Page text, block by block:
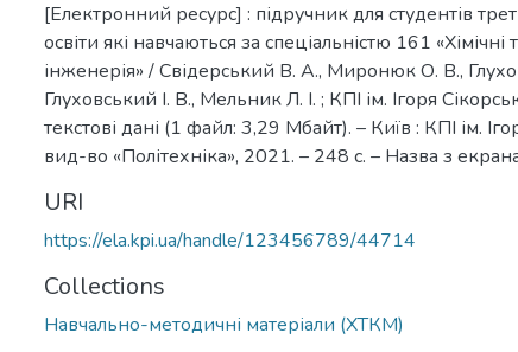
[Електронний ресурс] : підручник для студентів
освіти які навчаються за спеціальністю 161 «Хімічні
інженерія» / Свідерський В. А., Миронюк О. В.,
Глуховський І. В., Мельник Л. І. ; КПІ ім. Ігоря
текстові дані (1 файл: 3,29 Мбайт). – Київ : КПІ ім.
вид-во «Політехніка», 2021. – 248 с. – Назва з
URI
https://ela.kpi.ua/handle/123456789/44714
Collections
Навчально-методичні матеріали (ХТКМ)